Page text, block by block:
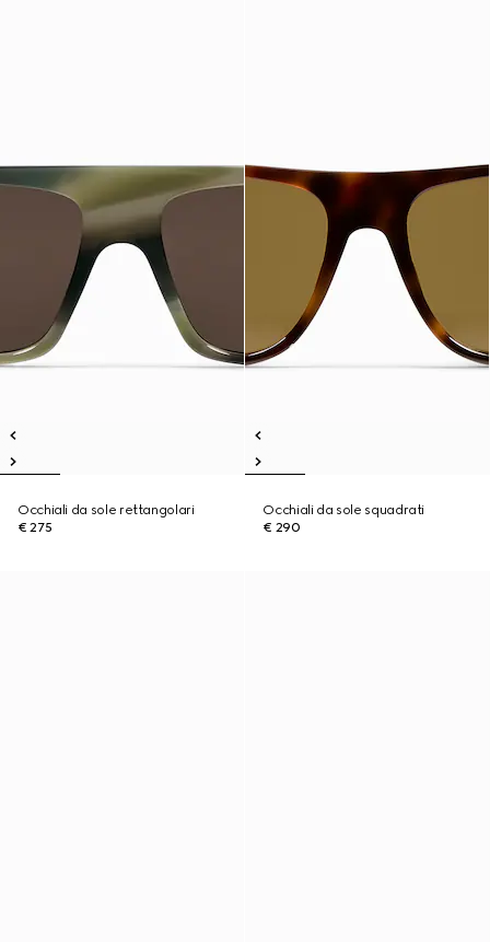
Occhiali da sole rettangolari
€ 275
Occhiali da sole squadrati
€ 290